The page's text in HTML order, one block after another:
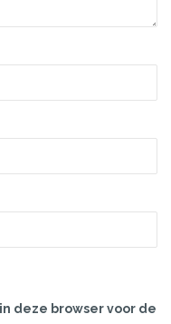
deze browser voor de